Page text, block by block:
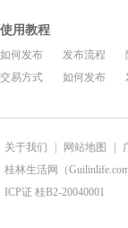
使用教程
如何发布 发布流程
交易方式
如何发布
关于我们 网站地图
桂林生活网（Guilinlife.com
ICP证 桂B2-20040001